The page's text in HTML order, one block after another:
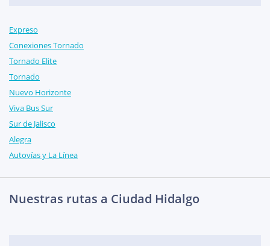
Expreso
Conexiones Tornado
Tornado Elite
Tornado
Nuevo Horizonte
Viva Bus Sur
Sur de Jalisco
Alegra
Autovías y La Línea
Nuestras rutas a Ciudad Hidalgo